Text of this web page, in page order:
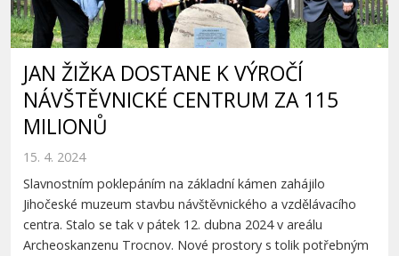
JAN ŽIŽKA DOSTANE K VÝROČÍ
NÁVŠTĚVNICKÉ CENTRUM ZA 115
MILIONŮ
15. 4. 2024
Slavnostním poklepáním na základní kámen zahájilo
Jihočeské muzeum stavbu návštěvnického a vzdělávacího
centra. Stalo se tak v pátek 12. dubna 2024 v areálu
Archeoskanzenu Trocnov. Nové prostory s tolik potřebným